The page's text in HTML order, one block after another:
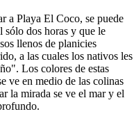
a Playa El Coco, se puede
dos horas y que le
llenos de planicies
a las cuales los nativos les
Los colores de estas
ve en medio de las colinas
la mirada se ve el mar y el